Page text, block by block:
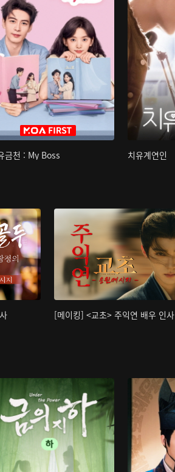
금천 : My Boss 치유계연인
[메이킹] <교초> 주익연 배우 인사